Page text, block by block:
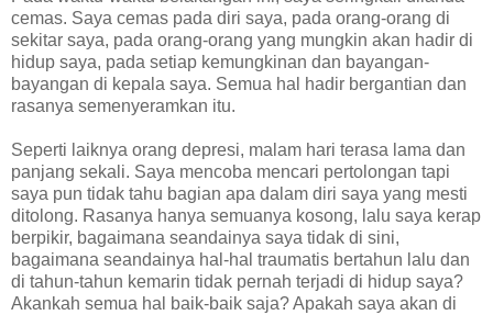
cemas. Saya cemas pada diri saya, pada orang-orang di
sekitar saya, pada orang-orang yang mungkin akan hadir di
hidup saya, pada setiap kemungkinan dan bayangan-
bayangan di kepala saya. Semua hal hadir bergantian dan
rasanya semenyeramkan itu.
Seperti laiknya orang depresi, malam hari terasa lama dan
panjang sekali. Saya mencoba mencari pertolongan tapi
saya pun tidak tahu bagian apa dalam diri saya yang mesti
ditolong. Rasanya hanya semuanya kosong, lalu saya kerap
berpikir, bagaimana seandainya saya tidak di sini,
bagaimana seandainya hal-hal traumatis bertahun lalu dan
di tahun-tahun kemarin tidak pernah terjadi di hidup saya?
Akankah semua hal baik-baik saja? Apakah saya akan di